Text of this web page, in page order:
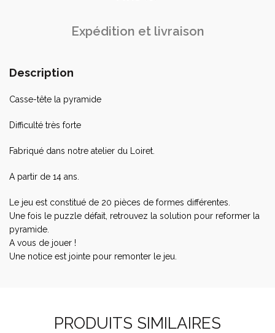
Expédition et livraison
Description
Casse-tête la pyramide
Difficulté très forte
Fabriqué dans notre atelier du Loiret.
A partir de 14 ans.
Le jeu est constitué de 20 pièces de formes différentes.
Une fois le puzzle défait, retrouvez la solution pour reformer la
pyramide.
A vous de jouer !
Une notice est jointe pour remonter le jeu.
PRODUITS SIMILAIRES